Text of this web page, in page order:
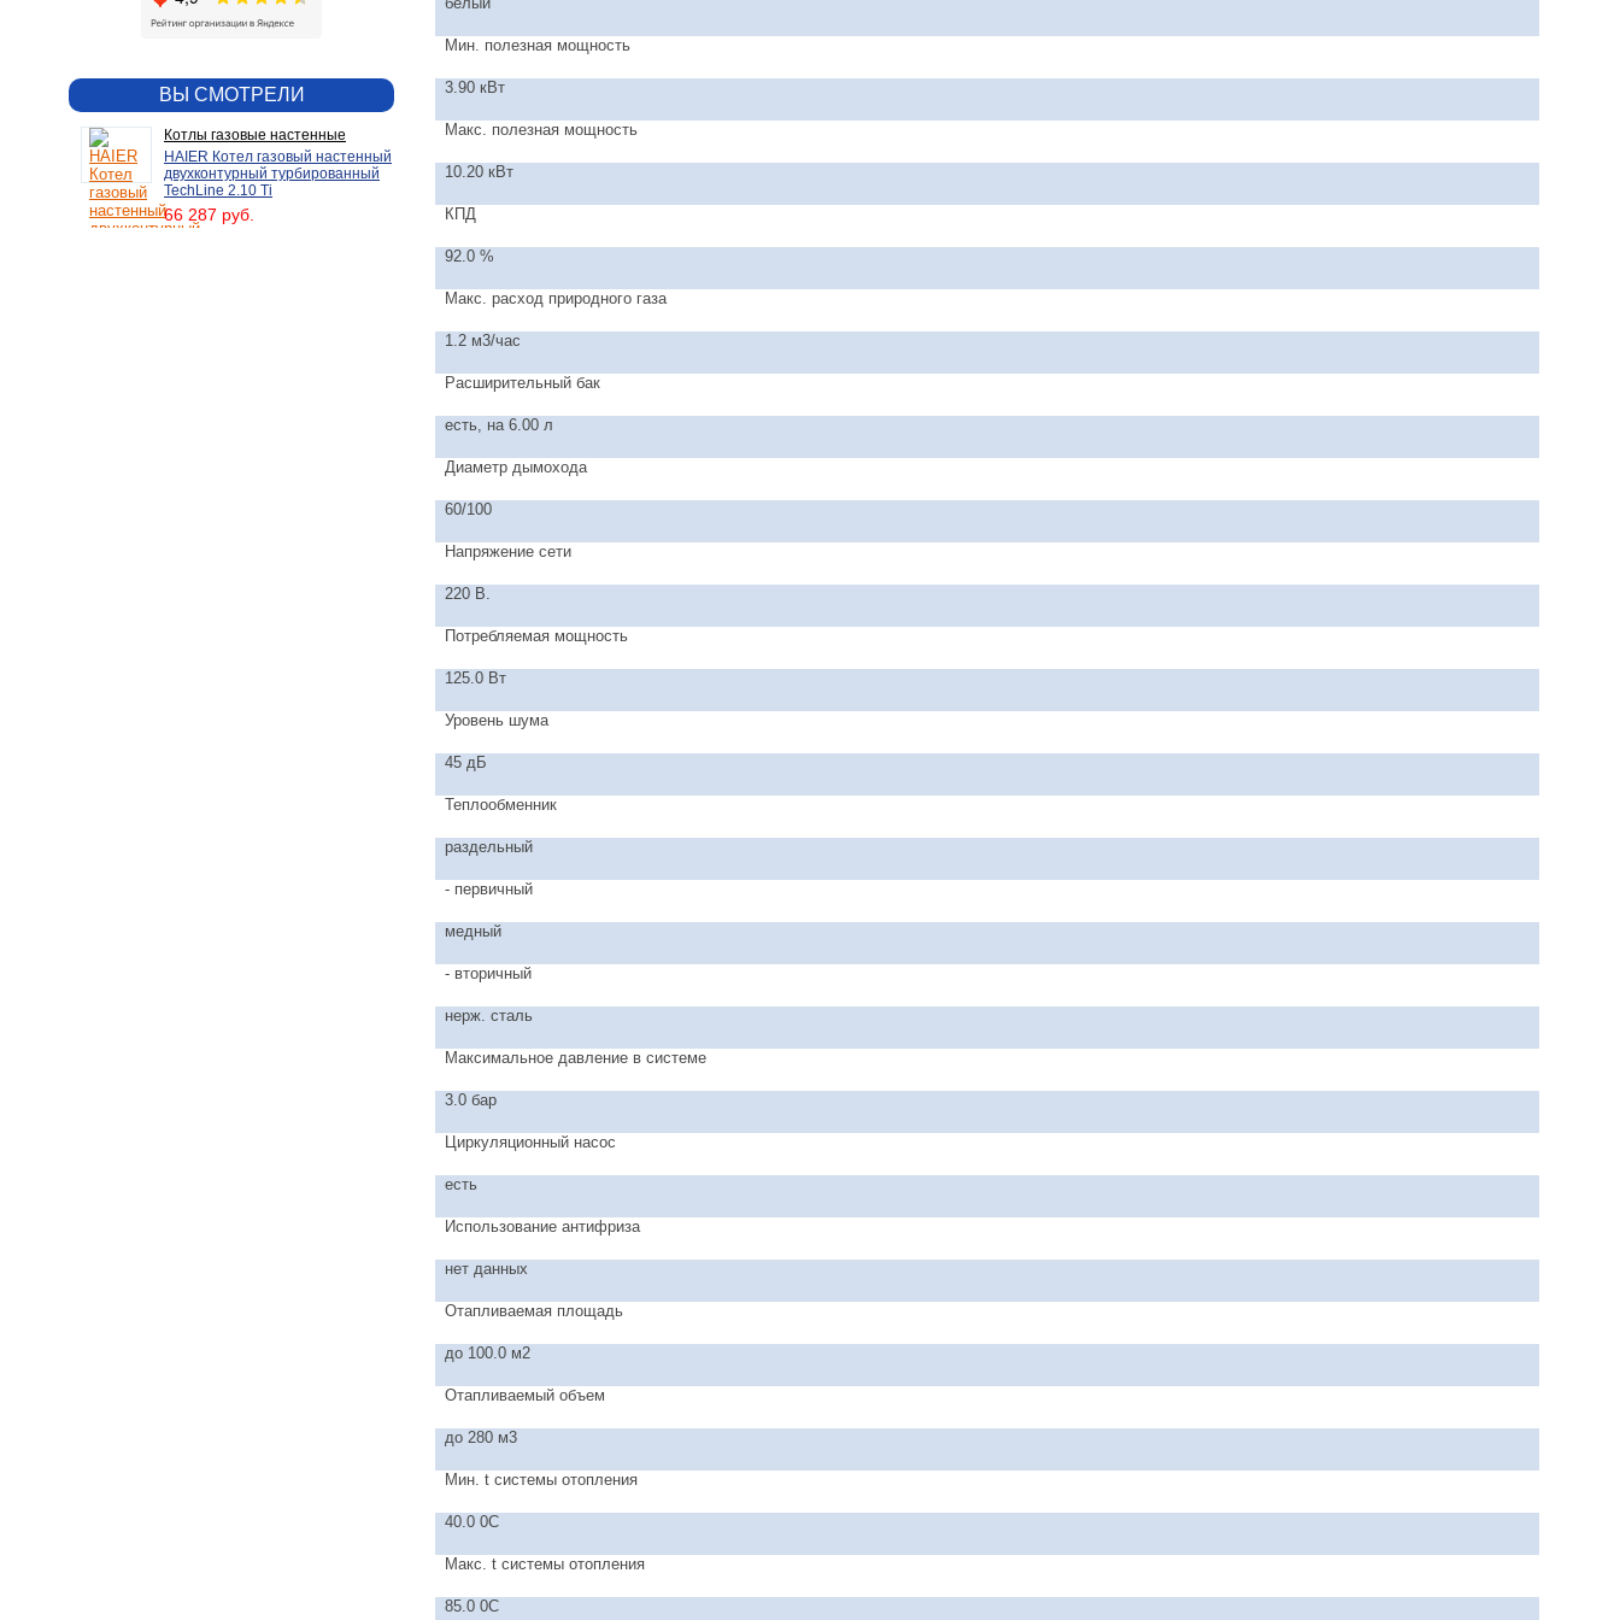
Мин. полезная мощность
3.90 кВт
Макс. полезная мощность
10.20 кВт
КПД
92.0 %
Макс. расход природного газа
1.2 м3/час
Расширительный бак
есть, на 6.00 л
Диаметр дымохода
60/100
Напряжение сети
220 В.
Потребляемая мощность
125.0 Вт
Уровень шума
45 дБ
Теплообменник
раздельный
- первичный
медный
- вторичный
нерж. сталь
Максимальное давление в системе
3.0 бар
Циркуляционный насос
есть
Использование антифриза
нет данных
Отапливаемая площадь
до 100.0 м2
Отапливаемый объем
до 280 м3
Мин. t системы отопления
40.0 0C
Макс. t системы отопления
85.0 0C
ВЫ СМОТРЕЛИ
Котлы газовые настенные
HAIER Котел газовый настенный
двухконтурный турбированный
TechLine 2.10 Ti
66 287 руб.